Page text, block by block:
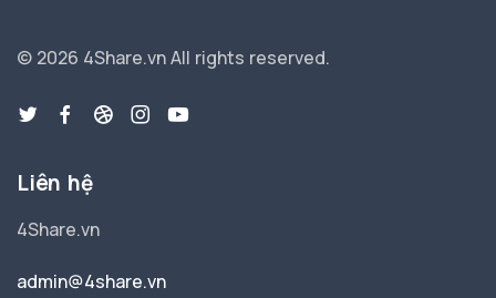
© 2026 4Share.vnAll rights reserved.
Liên hệ
4Share.vn
admin@4share.vn